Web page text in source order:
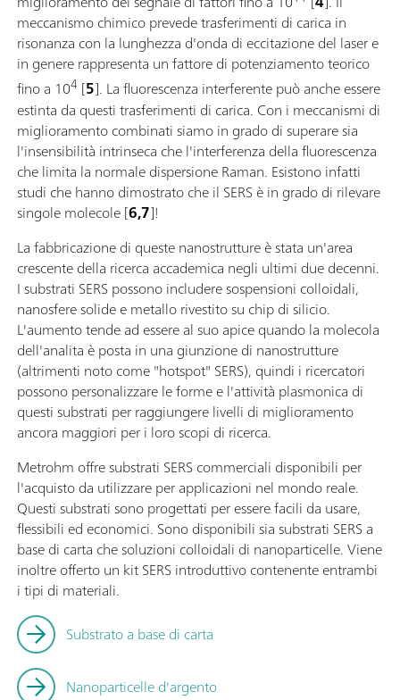
meccanismo chimico prevede trasferimenti di carica in
risonanza con la lunghezza d'onda di eccitazione del laser e
in genere rappresenta un fattore di potenziamento teorico
fino a 104 [5]. La fluorescenza interferente può anche essere
estinta da questi trasferimenti di carica. Con i meccanismi di
miglioramento combinati siamo in grado di superare sia
l'insensibilità intrinseca che l'interferenza della fluorescenza
che limita la normale dispersione Raman. Esistono infatti
studi che hanno dimostrato che il SERS è in grado di rilevare
singole molecole [6,7]!
La fabbricazione di queste nanostrutture è stata un'area
crescente della ricerca accademica negli ultimi due decenni.
I substrati SERS possono includere sospensioni colloidali,
nanosfere solide e metallo rivestito su chip di silicio.
L'aumento tende ad essere al suo apice quando la molecola
dell'analita è posta in una giunzione di nanostrutture
(altrimenti noto come "hotspot" SERS), quindi i ricercatori
possono personalizzare le forme e l'attività plasmonica di
questi substrati per raggiungere livelli di miglioramento
ancora maggiori per i loro scopi di ricerca.
Metrohm offre substrati SERS commerciali disponibili per
l'acquisto da utilizzare per applicazioni nel mondo reale.
Questi substrati sono progettati per essere facili da usare,
flessibili ed economici. Sono disponibili sia substrati SERS a
base di carta che soluzioni colloidali di nanoparticelle. Viene
inoltre offerto un kit SERS introduttivo contenente entrambi
i tipi di materiali.
Substrato a base di carta
Nanoparticelle d'argento